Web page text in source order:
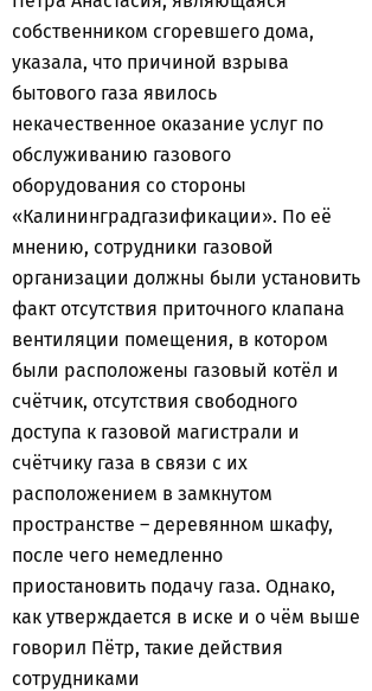
собственником сгоревшего дома,
указала, что причиной взрыва
бытового газа явилось
некачественное оказание услуг по
обслуживанию газового
оборудования со стороны
«Калининградгазификации». По её
мнению, сотрудники газовой
организации должны были установить
факт отсутствия приточного клапана
вентиляции помещения, в котором
были расположены газовый котёл и
счётчик, отсутствия свободного
доступа к газовой магистрали и
счётчику газа в связи с их
расположением в замкнутом
пространстве – деревянном шкафу,
после чего немедленно
приостановить подачу газа. Однако,
как утверждается в иске и о чём выше
говорил Пётр, такие действия
сотрудниками